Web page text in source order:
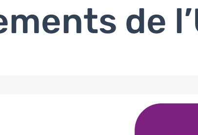
de